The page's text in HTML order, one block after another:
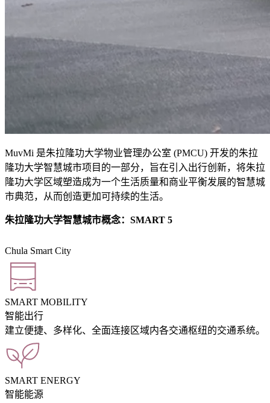
MuvMi 是朱拉隆功大学物业管理办公室 (PMCU) 开发的朱拉
隆功大学智慧城市项目的一部分，旨在引入出行创新，将朱拉
隆功大学区域塑造成为一个生活质量和商业平衡发展的智慧城
市典范，从而创造更加可持续的生活。
朱拉隆功大学智慧城市概念：SMART 5
Chula Smart City
SMART MOBILITY
智能出行
建立便捷、多样化、全面连接区域内各交通枢纽的交通系统。
SMART ENERGY
智能能源